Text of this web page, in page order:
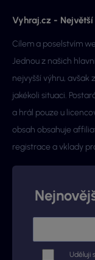
Vyhraj.cz -
Cílem a poselstvím
Jednou z našich
nejvyšší výhru, avšak
jakékoli situaci.
a hrál pouze u
obsah obsahuje
registrace a vklady
Uděluji